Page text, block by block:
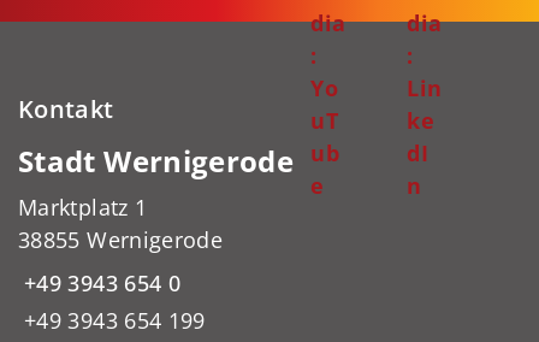
dia
:
Yo
uT
ub
e
dia
:
Lin
ke
dI
n
Kontakt
Stadt Wernigerode
Marktplatz 1
38855 Wernigerode
+49 3943 654 0
+49 3943 654 199